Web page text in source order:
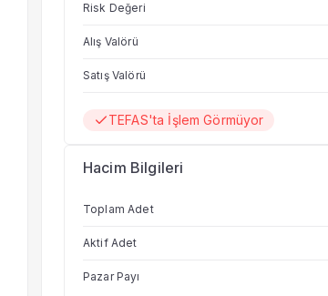
Risk Değeri
Alış Valörü
Satış Valörü
TEFAS'ta İşlem Görmüyor
Hacim Bilgileri
Toplam Adet
Aktif Adet
Pazar Payı